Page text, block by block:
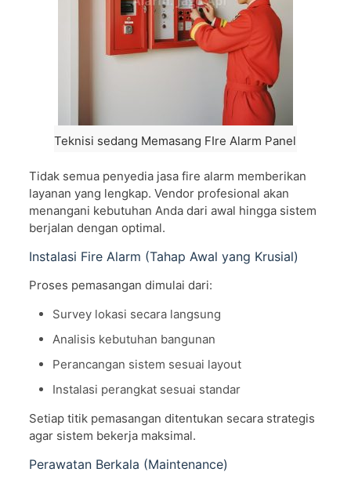
Teknisi sedang Memasang FIre Alarm Panel
Tidak semua penyedia jasa fire alarm memberikan
layanan yang lengkap. Vendor profesional akan
menangani kebutuhan Anda dari awal hingga sistem
berjalan dengan optimal.
Instalasi Fire Alarm (Tahap Awal yang Krusial)
Proses pemasangan dimulai dari:
Survey lokasi secara langsung
Analisis kebutuhan bangunan
Perancangan sistem sesuai layout
Instalasi perangkat sesuai standar
Setiap titik pemasangan ditentukan secara strategis
agar sistem bekerja maksimal.
Perawatan Berkala (Maintenance)